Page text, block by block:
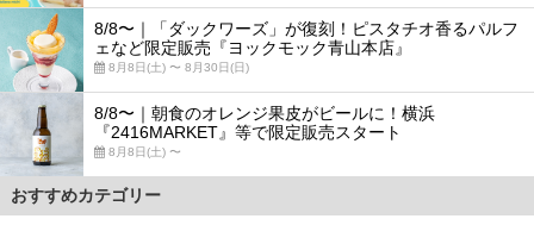
8/8〜｜「ダックワーズ」が復刻！ピスタチオ香るパルフ
ェなど限定販売『ヨックモック青山本店』
8月8日(土) 〜 8月30日(日)
8/8〜｜朝食のオレンジ果皮がビールに！横浜
『2416MARKET』等で限定販売スタート
8月8日(土) 〜
おすすめカテゴリー